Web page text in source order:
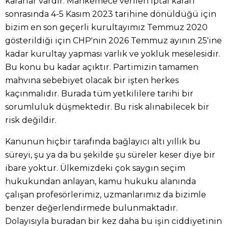
sonrasında 4-5 Kasım 2023 tarihine dönüldüğü için
bizim en son geçerli kurultayımız Temmuz 2020
gösterildiği için CHP'nin 2026 Temmuz ayının 25'ine
kadar kurultay yapması varlık ve yokluk meselesidir.
Bu konu bu kadar açıktır. Partimizin tamamen
mahvına sebebiyet olacak bir işten herkes
kaçınmalıdır. Burada tüm yetkililere tarihi bir
sorumluluk düşmektedir. Bu risk alınabilecek bir
risk değildir.
Kanunun hiçbir tarafında bağlayıcı altı yıllık bu
süreyi, şu ya da bu şekilde şu süreler keser diye bir
ibare yoktur. Ülkemizdeki çok saygın seçim
hukukundan anlayan, kamu hukuku alanında
çalışan profesörlerimiz, uzmanlarımız da bizimle
benzer değerlendirmede bulunmaktadır.
Dolayısıyla buradan bir kez daha bu işin ciddiyetinin